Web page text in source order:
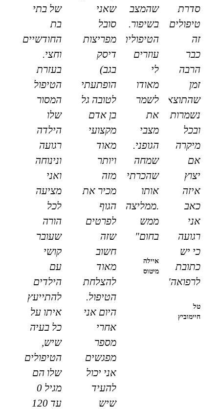
סדרת
טיפולים
זה
כבר
הרבה
זמן
שהתוצאות
נשמרות
ובכל
מיקרה
אם
יצוץ
איזה
כאב
אני
רגועה
כי יש
כתובת
לרפואה"
טל
חיימוביץ
שהמצב
בשיפור.
הטיפולים
עוזרים
לי
מאודו
לשמר
את
מצבי
הגופני.
שמחה
שהכרתי
אותו
.ממליצה
ממש
בחום"
איילה
מיטוס
שאני
סובל
מפריצות
דיסק
בגב)
הופתעתי
לטובה גל
בן אדם
מקצועי
מאוד
ויותר
מזה
מכיר את
הגוף
לפרטים
שזה
חשוב
מאוד
להצלחת
הטיפול.
היום אני
אחרי
מספר
מפגשים
אני יכול
להעיד
שיש
של בתי
בת
החודשיים
וחצי.
בעזרת
הטיפול
המסור
שלו
הילדה
רגועה
ונינוחה
ואני
מציעה
לכל
הורה
שעובר
קושי
עם
הילדים
להתייעץ
איתו על
כל בעיה
שיש,
הטיפולים
שלו הם
מגיל 0
עד 120